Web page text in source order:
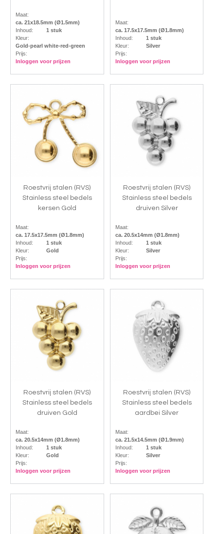
Maat:
ca. 21x18.5mm (Ø1.5mm)
Inhoud:
1 stuk
Kleur:
Gold-pearl white-red-green
Prijs:
Inloggen voor prijzen
Maat:
ca. 17.5x17.5mm (Ø1.8mm)
Inhoud:
1 stuk
Kleur:
Silver
Prijs:
Inloggen voor prijzen
Roestvrij stalen (RVS)
Stainless steel bedels
kersen Gold
Maat:
ca. 17.5x17.5mm (Ø1.8mm)
Inhoud:
1 stuk
Kleur:
Gold
Prijs:
Inloggen voor prijzen
Roestvrij stalen (RVS)
Stainless steel bedels
druiven Silver
Maat:
ca. 20.5x14mm (Ø1.8mm)
Inhoud:
1 stuk
Kleur:
Silver
Prijs:
Inloggen voor prijzen
Roestvrij stalen (RVS)
Stainless steel bedels
druiven Gold
Maat:
ca. 20.5x14mm (Ø1.8mm)
Inhoud:
1 stuk
Kleur:
Gold
Prijs:
Inloggen voor prijzen
Roestvrij stalen (RVS)
Stainless steel bedels
aardbei Silver
Maat:
ca. 21.5x14.5mm (Ø1.9mm)
Inhoud:
1 stuk
Kleur:
Silver
Prijs:
Inloggen voor prijzen